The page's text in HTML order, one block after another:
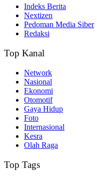
Indeks Berita
Nextizen
Pedoman Media Siber
Redaksi
Top Kanal
Network
Nasional
Ekonomi
Otomotif
Gaya Hidup
Foto
Internasional
Kesra
Olah Raga
Top Tags